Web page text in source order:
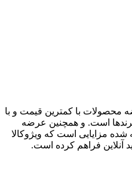
محصولات با کمترین قیمت و با
برندها است. و همچنین عرضه
مزایایی است که ویژوکالا
آنلاین فراهم کرده است.